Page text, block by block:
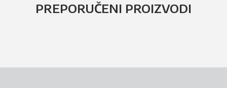
PREPORUČENI PROIZVODI